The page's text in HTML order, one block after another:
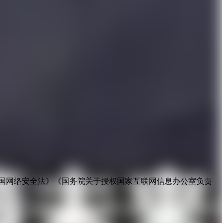
络安全法》《国务院关于授权国家互联网信息办公室负责